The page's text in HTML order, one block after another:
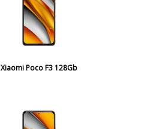
Xiaomi Poco F3 128Gb